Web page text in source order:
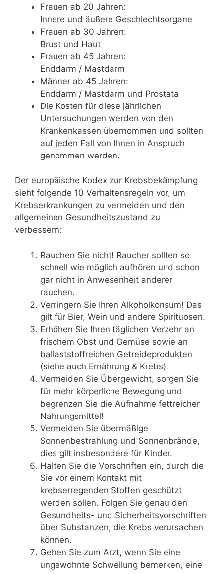
Frauen ab 20 Jahren:
Innere und äußere Geschlechtsorgane
Frauen ab 30 Jahren:
Brust und Haut
Frauen ab 45 Jahren:
Enddarm / Mastdarm
Männer ab 45 Jahren:
Enddarm / Mastdarm und Prostata
Die Kosten für diese jährlichen
Untersuchungen werden von den
Krankenkassen übernommen und sollten
auf jeden Fall von Ihnen in Anspruch
genommen werden.
Der europäische Kodex zur Krebsbekämpfung
sieht folgende 10 Verhaltensregeln vor, um
Krebserkrankungen zu vermeiden und den
allgemeinen Gesundheitszustand zu
verbessern:
Rauchen Sie nicht! Raucher sollten so
schnell wie möglich aufhören und schon
gar nicht in Anwesenheit anderer
rauchen.
Verringern Sie Ihren Alkoholkonsum! Das
gilt für Bier, Wein und andere Spirituosen.
Erhöhen Sie Ihren täglichen Verzehr an
frischem Obst und Gemüse sowie an
ballaststoffreichen Getreideprodukten
(siehe auch Ernährung & Krebs).
Vermeiden Sie Übergewicht, sorgen Sie
für mehr körperliche Bewegung und
begrenzen Sie die Aufnahme fettreicher
Nahrungsmittel!
Vermeiden Sie übermäßige
Sonnenbestrahlung und Sonnenbrände,
dies gilt insbesondere für Kinder.
Halten Sie die Vorschriften ein, durch die
Sie vor einem Kontakt mit
krebserregenden Stoffen geschützt
werden sollen. Folgen Sie genau den
Gesundheits- und Sicherheitsvorschriften
über Substanzen, die Krebs verursachen
können.
Gehen Sie zum Arzt, wenn Sie eine
ungewohnte Schwellung bemerken, eine